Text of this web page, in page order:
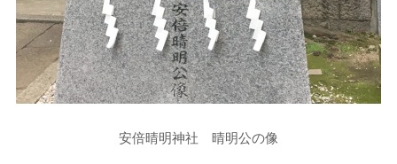
安倍晴明神社 晴明公の像